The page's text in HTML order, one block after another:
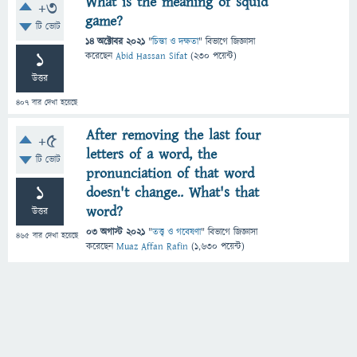
+3
টি ভোট
1
উত্তর
407 বার দেখা হয়েছে
game?
14 অক্টোবর 2021 "চিন্তা ও দক্ষতা" বিভাগে জিজ্ঞাসা
করেছেনAbid Hassan Sifat (230 পয়েন্ট)
+5
টি ভোট
1
উত্তর
465 বার দেখা হয়েছে
After removing the last four
letters of a word, the
pronunciation of that word
doesn't change.. What's that
word?
03 অগাস্ট 2021 "তত্ত্ব ও গবেষণা" বিভাগে জিজ্ঞাসা
করেছেনMuaz Affan Rafin (1,630 পয়েন্ট)